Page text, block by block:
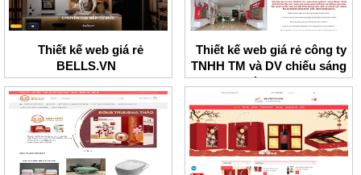
Thiết kế web giá rẻ
BELLS.VN
Thiết kế web giá rẻ công ty
TNHH TM và DV chiếu sáng
Đức Anh